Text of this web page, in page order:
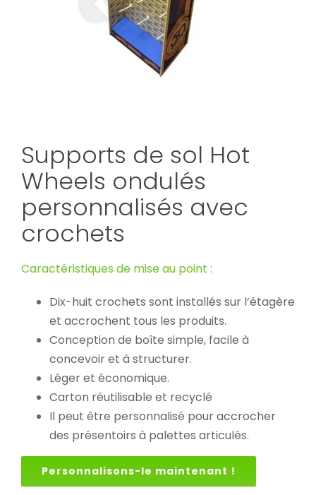
Supports de sol Hot
Wheels ondulés
personnalisés avec
crochets
Caractéristiques de mise au point :
Dix-huit crochets sont installés sur l’étagère
et accrochent tous les produits.
Conception de boîte simple, facile à
concevoir et à structurer.
Léger et économique.
Carton réutilisable et recyclé
Il peut être personnalisé pour accrocher
des présentoirs à palettes articulés.
Personnalisons-le maintenant !